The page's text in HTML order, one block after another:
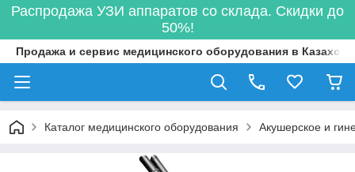
Распродажа УЗИ аппаратов со склада. Скидки до
50%!
Продажа и сервис медицинского оборудования в
Каталог медицинского оборудования Акушерское и